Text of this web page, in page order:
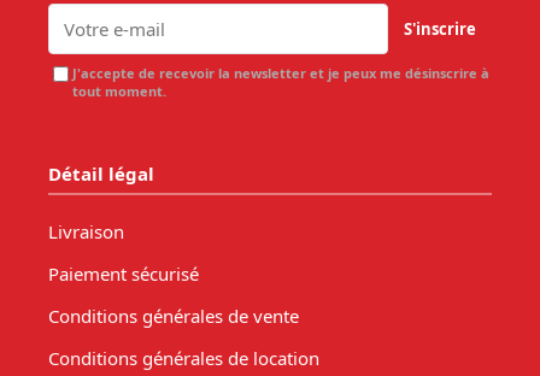
S'inscrire
J'accepte de recevoir la newsletter et je peux me désinscrire à
tout moment.
Détail légal
Livraison
Paiement sécurisé
Conditions générales de vente
Conditions générales de location